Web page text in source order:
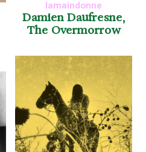
lamaindonne
Damien Daufresne,
The Overmorrow